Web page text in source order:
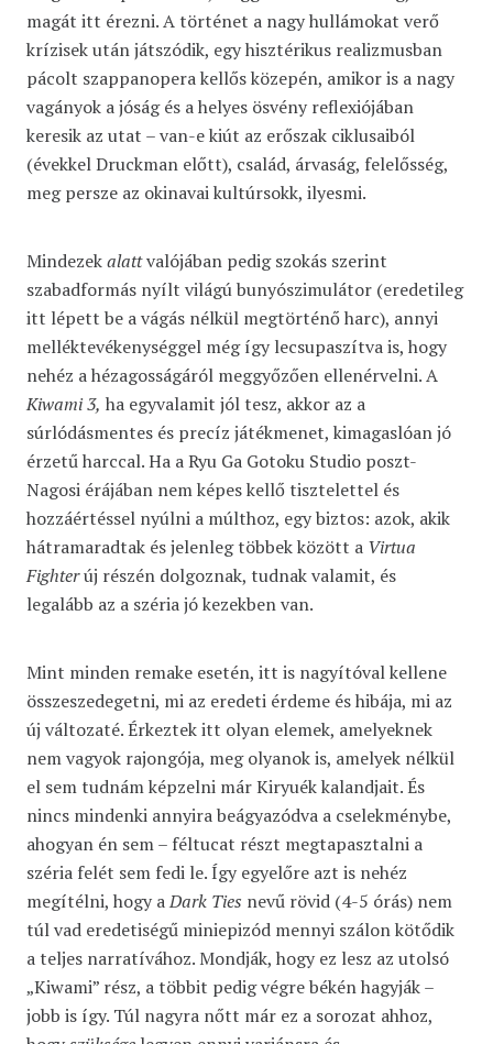
magát itt érezni. A történet a nagy hullámokat verő
krízisek után játszódik, egy hisztérikus realizmusban
pácolt szappanopera kellős közepén, amikor is a nagy
vagányok a jóság és a helyes ösvény reflexiójában
keresik az utat – van-e kiút az erőszak ciklusaiból
(évekkel Druckman előtt), család, árvaság, felelősség,
meg persze az okinavai kultúrsokk, ilyesmi.
Mindezekalattvalójában pedig szokás szerint
szabadformás nyílt világú bunyószimulátor (eredetileg
itt lépett be a vágás nélkül megtörténő harc), annyi
melléktevékenységgel még így lecsupaszítva is, hogy
nehéz a hézagosságáról meggyőzően ellenérvelni. A
Kiwami 3, ha egyvalamit jól tesz, akkor az a
súrlódásmentes és precíz játékmenet, kimagaslóan jó
érzetű harccal. Ha a Ryu Ga Gotoku Studio poszt-
Nagosi érájában nem képes kellő tisztelettel és
hozzáértéssel nyúlni a múlthoz, egy biztos: azok, akik
hátramaradtak és jelenleg többek között a Virtua
Fighterúj részén dolgoznak, tudnak valamit, és
legalább az a széria jó kezekben van.
Mint minden remake esetén, itt is nagyítóval kellene
összeszedegetni, mi az eredeti érdeme és hibája, mi az
új változaté. Érkeztek itt olyan elemek, amelyeknek
nem vagyok rajongója, meg olyanok is, amelyek nélkül
el sem tudnám képzelni már Kiryuék kalandjait. És
nincs mindenki annyira beágyazódva a cselekménybe,
ahogyan én sem – féltucat részt megtapasztalni a
széria felét sem fedi le. Így egyelőre azt is nehéz
megítélni, hogy aDark Ties nevű rövid (4-5 órás) nem
túl vad eredetiségű miniepizód mennyi szálon kötődik
a teljes narratívához. Mondják, hogy ez lesz az utolsó
„Kiwami” rész, a többit pedig végre békén hagyják –
jobb is így. Túl nagyra nőtt már ez a sorozat ahhoz,